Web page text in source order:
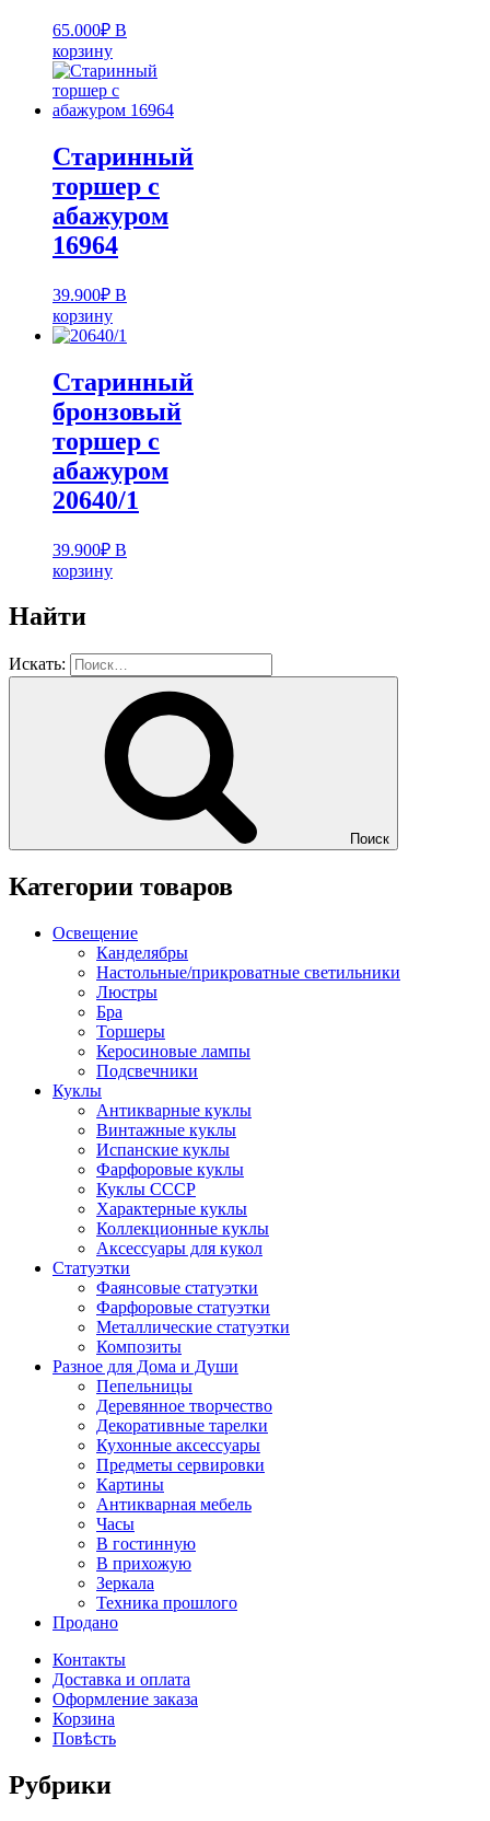
65.000₽ В
корзину
Старинный
торшер с
абажуром
16964
39.900₽ В
корзину
Старинный
бронзовый
торшер с
абажуром
20640/1
39.900₽ В
корзину
Найти
Искать:
Поиск
Категории товаров
Освещение
Канделябры
Настольные/прикроватные светильники
Люстры
Бра
Торшеры
Керосиновые лампы
Подсвечники
Куклы
Антикварные куклы
Винтажные куклы
Испанские куклы
Фарфоровые куклы
Куклы СССР
Характерные куклы
Коллекционные куклы
Аксессуары для кукол
Статуэтки
Фаянсовые статуэтки
Фарфоровые статуэтки
Металлические статуэтки
Композиты
Разное для Дома и Души
Пепельницы
Деревянное творчество
Декоративные тарелки
Кухонные аксессуары
Предметы сервировки
Картины
Антикварная мебель
Часы
В гостинную
В прихожую
Зеркала
Техника прошлого
Продано
Контакты
Доставка и оплата
Оформление заказа
Корзина
Повѣсть
Рубрики